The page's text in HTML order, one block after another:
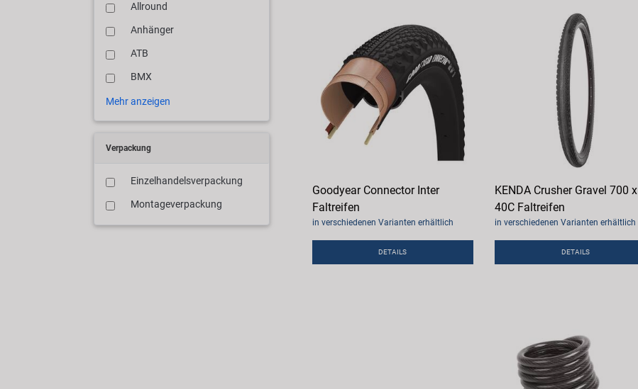
Allround
Anhänger
ATB
BMX
Mehr anzeigen
Verpackung
Einzelhandelsverpackung
Montageverpackung
Goodyear Connector Inter
Faltreifen
in verschiedenen Varianten erhältlich
DETAILS
KENDA Crusher Gravel 700 x
40C Faltreifen
in verschiedenen Varianten erhältlich
DETAILS